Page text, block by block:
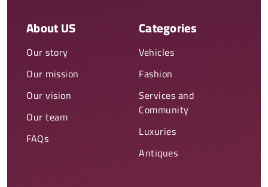
About US
Our story
Our mission
Our vision
Our team
FAQs
Categories
Vehicles
Fashion
Services and
Community
Luxuries
Antiques